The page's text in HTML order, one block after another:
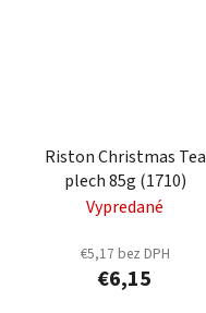
Riston Christmas Tea
plech 85g (1710)
Vypredané
€5,17 bez DPH
€6,15